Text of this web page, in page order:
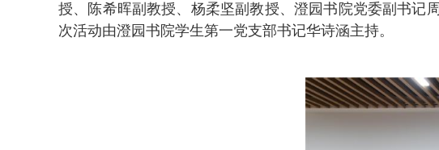
授、陈希晖副教授、杨柔坚副教授、澄园书院党委副书记
次活动由澄园书院学生第一党支部书记华诗涵主持。